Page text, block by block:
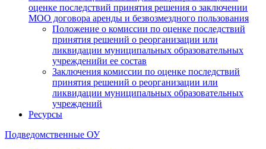
оценке последствий принятия решения о заключении
МОО договора аренды и безвозмездного пользования
Положение о комиссии по оценке последствий
принятия решений о реорганизации или
ликвидации муниципальных образовательных
учрежденийи ее состав
Заключения комиссии по оценке последствий
принятия решений о реорганизации или
ликвидации муниципальных образовательных
учреждений
Ресурсы
Подведомственные ОУ